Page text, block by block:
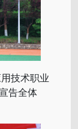
技术职业
告全体